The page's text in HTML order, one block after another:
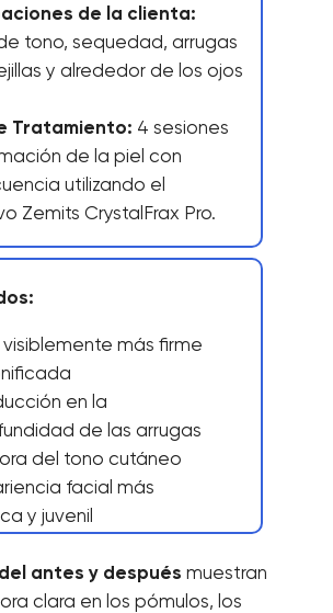
visiblemente más firme
en la
de las arrugas
del tono cutáneo
facial más
y juvenil
de la clienta:
tono, sequedad, arrugas
y alrededor de los ojos
Tratamiento: 4 sesiones
de la piel con
utilizando el
Zemits CrystalFrax Pro.
antes y después muestran
clara en los pómulos, los